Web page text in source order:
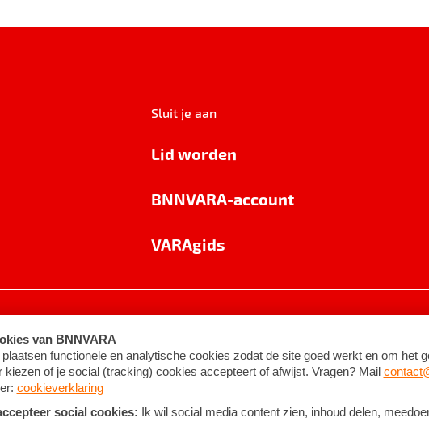
Sluit je aan
Lid worden
BNNVARA-account
VARAgids
Algemene voorwaarden ©2026BNNVARA